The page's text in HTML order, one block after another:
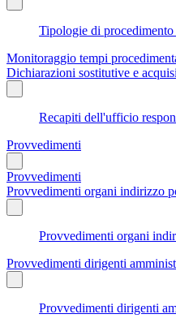
Tipologie di
Monitoraggio tempi
Dichiarazioni sostitutive e
Recapiti dell'ufficio
Provvedimenti
Provvedimenti
Provvedimenti organi indirizzo
Provvedimenti organi
Provvedimenti dirigenti
Provvedimenti dirigenti